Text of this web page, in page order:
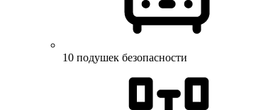
10 подушек безопасности